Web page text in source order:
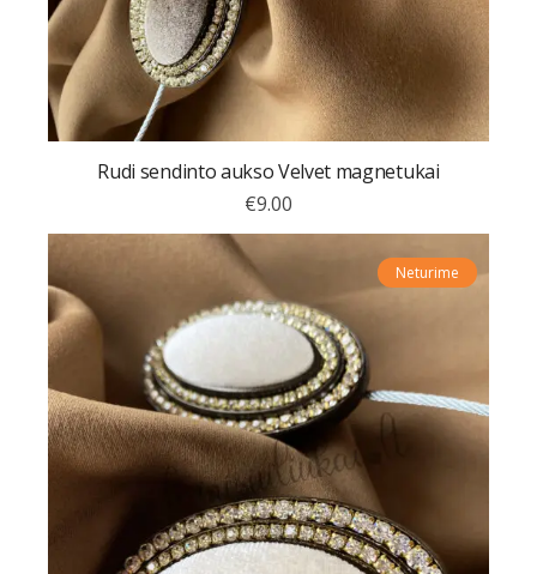
Rudi sendinto aukso Velvet magnetukai
€9.00
Neturime